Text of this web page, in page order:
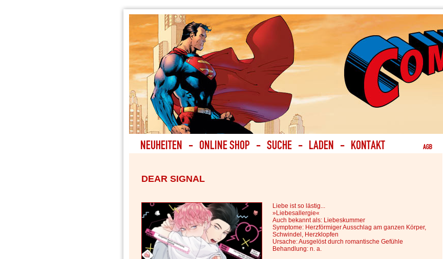
DEAR SIGNAL
Liebe ist so lästig...
»Liebesallergie«
Auch bekannt als: Liebeskummer
Symptome: Herzförmiger Ausschlag am ganzen Körper,
Schwindel, Herzklopfen
Ursache: Ausgelöst durch romantische Gefühle
Behandlung: n. a.